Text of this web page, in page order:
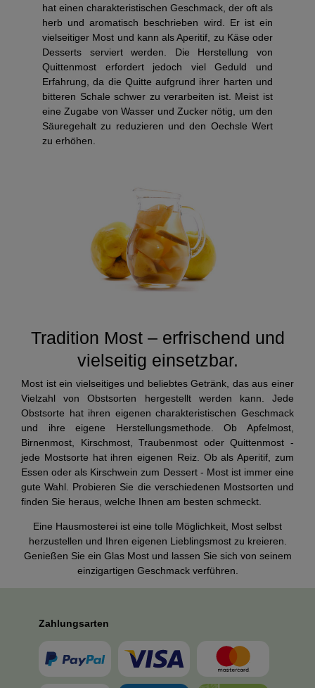
hat einen charakteristischen Geschmack, der oft als
herb und aromatisch beschrieben wird. Er ist ein
vielseitiger Most und kann als Aperitif, zu Käse oder
Desserts serviert werden. Die Herstellung von
Quittenmost erfordert jedoch viel Geduld und
Erfahrung, da die Quitte aufgrund ihrer harten und
bitteren Schale schwer zu verarbeiten ist. Meist ist
eine Zugabe von Wasser und Zucker nötig, um den
Säuregehalt zu reduzieren und den Oechsle Wert
zu erhöhen.
Tradition Most – erfrischend und
vielseitig einsetzbar.
Most ist ein vielseitiges und beliebtes Getränk, das aus einer
Vielzahl von Obstsorten hergestellt werden kann. Jede
Obstsorte hat ihren eigenen charakteristischen Geschmack
und ihre eigene Herstellungsmethode. Ob Apfelmost,
Birnenmost, Kirschmost, Traubenmost oder Quittenmost -
jede Mostsorte hat ihren eigenen Reiz. Ob als Aperitif, zum
Essen oder als Kirschwein zum Dessert - Most ist immer eine
gute Wahl. Probieren Sie die verschiedenen Mostsorten und
finden Sie heraus, welche Ihnen am besten schmeckt.
Eine Hausmosterei ist eine tolle Möglichkeit, Most selbst
herzustellen und Ihren eigenen Lieblingsmost zu kreieren.
Genießen Sie ein Glas Most und lassen Sie sich von seinem
einzigartigen Geschmack verführen.
Zahlungsarten